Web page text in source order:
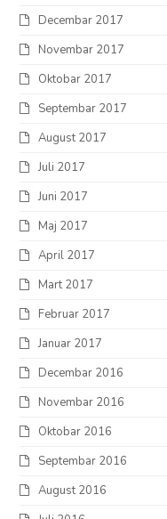
Decembar 2017
Novembar 2017
Oktobar 2017
Septembar 2017
August 2017
Juli 2017
Juni 2017
Maj 2017
April 2017
Mart 2017
Februar 2017
Januar 2017
Decembar 2016
Novembar 2016
Oktobar 2016
Septembar 2016
August 2016